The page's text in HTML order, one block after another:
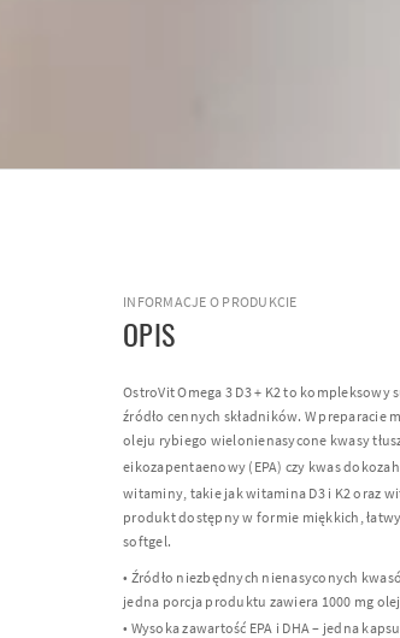
INFORMACJE O PRODUKCIE
OPIS
OstroVit Omega 3 D3 + K2 to
źródło cennych składników. W preparacie
oleju rybiego wielonienasycone kwasy
eikozapentaenowy ( EPA) czy kwas
witaminy, takie jak witamina D3 i K2 oraz
produkt dostępny w formie miękkich,
softgel.
• Źródło niezbędnych nienasyconych
jedna porcja produktu zawiera 1000 mg
• Wysoka zawartość EPA i DHA – jedna